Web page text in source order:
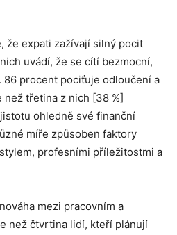
že expati zažívají silný pocit
uvádí, že se cítí bezmocní,
86 procent pociťuje odloučení a
než třetina z nich [38 %]
ohledně své finanční
míře způsoben faktory
profesními příležitostmi a
mezi pracovním a
než čtvrtina lidí, kteří plánují